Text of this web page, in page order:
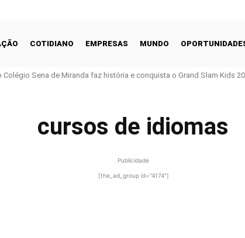
COTIDIANO EMPRESAS MUNDO
Colégio Sena de Miranda faz história e conquista o Grand Slam Kids
cursos de idiomas
Publicidade
[the_ad_group id="4174"]